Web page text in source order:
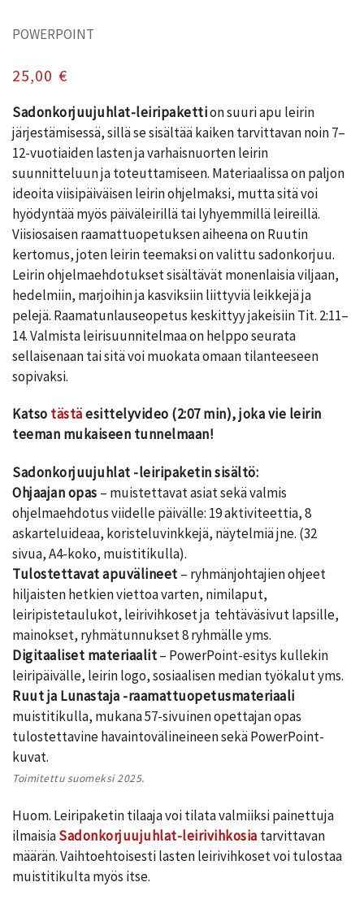
POWERPOINT
25,00 €
Sadonkorjuujuhlat-leiripakettion suuri apu leirin
järjestämisessä, sillä se sisältää kaiken tarvittavan noin 7–
12-vuotiaiden lasten ja varhaisnuorten leirin
suunnitteluun ja toteuttamiseen. Materiaalissa on paljon
ideoita viisipäiväisen leirin ohjelmaksi, mutta sitä voi
hyödyntää myös päiväleirillä tai lyhyemmillä leireillä.
Viisiosaisen raamattuopetuksen aiheena on Ruutin
kertomus, joten leirin teemaksi on valittu sadonkorjuu.
Leirin ohjelmaehdotukset sisältävät monenlaisia viljaan,
hedelmiin, marjoihin ja kasviksiin liittyviä leikkejä ja
pelejä. Raamatunlauseopetus keskittyy jakeisiin Tit. 2:11–
14. Valmista leirisuunnitelmaa on helppo seurata
sellaisenaan tai sitä voi muokata omaan tilanteeseen
sopivaksi.
Katso tästäesittelyvideo (2:07 min), joka vie leirin
teeman mukaiseen tunnelmaan!
Sadonkorjuujuhlat -leiripaketin sisältö:
Ohjaajan opas – muistettavat asiat sekä valmis
ohjelmaehdotus viidelle päivälle: 19 aktiviteettia, 8
askarteluideaa, koristeluvinkkejä, näytelmiä jne. (32
sivua, A4-koko, muistitikulla).
Tulostettavat apuvälineet – ryhmänjohtajien ohjeet
hiljaisten hetkien viettoa varten, nimilaput,
leiripistetaulukot, leirivihkoset ja tehtäväsivut lapsille,
mainokset, ryhmätunnukset 8 ryhmälle yms.
Digitaaliset materiaalit– PowerPoint-esitys kullekin
leiripäivälle, leirin logo, sosiaalisen median työkalut yms.
Ruut ja Lunastaja -raamattuopetusmateriaali
muistitikulla, mukana 57-sivuinen opettajan opas
tulostettavine havaintovälineineen sekä PowerPoint-
kuvat.
Toimitettu suomeksi 2025.
Huom. Leiripaketin tilaaja voi tilata valmiiksi painettuja
ilmaisiaSadonkorjuujuhlat-leirivihkosia tarvittavan
määrän. Vaihtoehtoisesti lasten leirivihkoset voi tulostaa
muistitikulta myös itse.